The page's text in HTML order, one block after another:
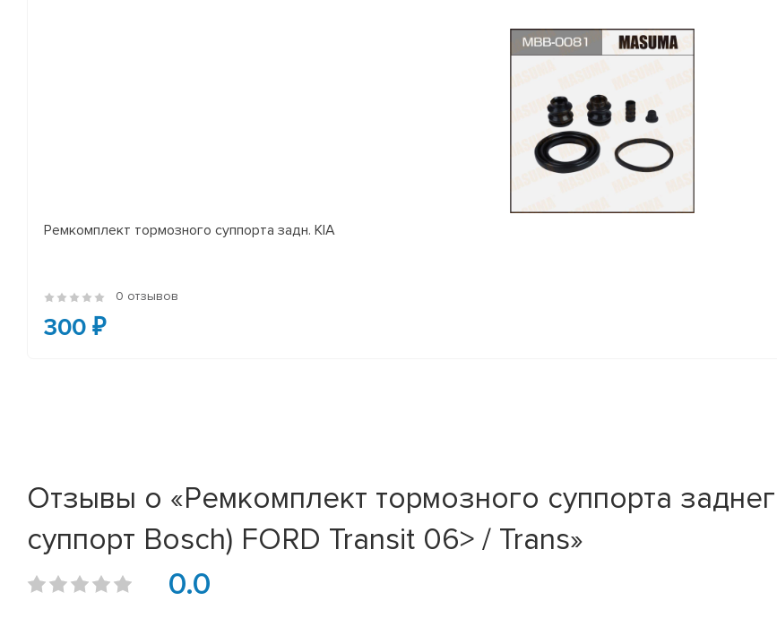
Ремкомплект тормозного суппорта задн. KIA
0 отзывов
300 ₽
Отзывы о «Ремкомплект тормозного суппорта
суппорт Bosch) FORD Transit 06> / Trans»
0.0